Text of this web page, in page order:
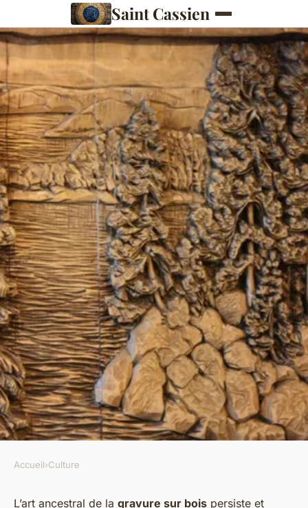
Saint Cassien
Accueil›Culture
L’art ancestral de la gravure sur bois persiste et